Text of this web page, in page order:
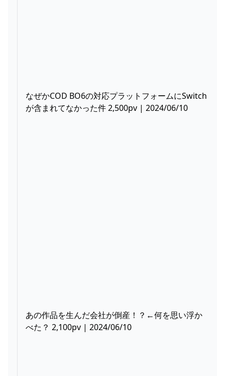
なぜかCOD BO6の対応プラットフォームにSwitch
が含まれてなかった件 2,500pv | 2024/06/10
あの作品を生んだ会社が倒産！？←何を思い浮か
べた？ 2,100pv | 2024/06/10